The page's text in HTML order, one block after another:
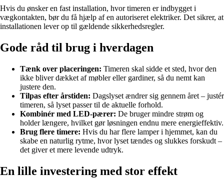
Hvis du ønsker en fast installation, hvor timeren er indbygget i
vægkontakten, bør du få hjælp af en autoriseret elektriker. Det sikrer, at
installationen lever op til gældende sikkerhedsregler.
Gode råd til brug i hverdagen
Tænk over placeringen: Timeren skal sidde et sted, hvor den
ikke bliver dækket af møbler eller gardiner, så du nemt kan
justere den.
Tilpas efter årstiden: Dagslyset ændrer sig gennem året – justér
timeren, så lyset passer til de aktuelle forhold.
Kombinér med LED-pærer: De bruger mindre strøm og
holder længere, hvilket gør løsningen endnu mere energieffektiv.
Brug flere timere: Hvis du har flere lamper i hjemmet, kan du
skabe en naturlig rytme, hvor lyset tændes og slukkes forskudt –
det giver et mere levende udtryk.
En lille investering med stor effekt